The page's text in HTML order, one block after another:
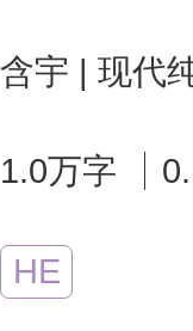
含宇 | 现代
1.0万字
HE